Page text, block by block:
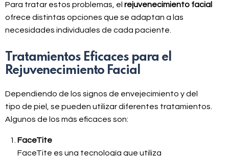
Para tratar estos problemas, el rejuvenecimiento facial
ofrece distintas opciones que se adaptan a las
necesidades individuales de cada paciente.
Tratamientos Eficaces para el
Rejuvenecimiento Facial
Dependiendo de los signos de envejecimiento y del
tipo de piel, se pueden utilizar diferentes tratamientos.
Algunos de los más eficaces son:
FaceTite
FaceTite es una tecnología que utiliza